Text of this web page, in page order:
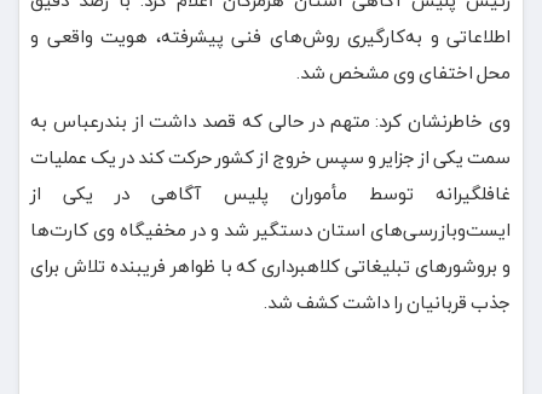
اطلاعاتی و به‌کارگیری روش‌های فنی پیشرفته، هویت واقعی و
محل اختفای وی مشخص شد.
وی خاطرنشان کرد: متهم در حالی که قصد داشت از بندرعباس به
سمت یکی از جزایر و سپس خروج از کشور حرکت کند در یک عملیات
غافلگیرانه توسط مأموران پلیس آگاهی در یکی از
ایست‌وبازرسی‌های استان دستگیر شد و در مخفیگاه وی کارت‌ها
و بروشورهای تبلیغاتی کلاهبرداری که با ظواهر فریبنده تلاش برای
جذب قربانیان را داشت کشف شد.